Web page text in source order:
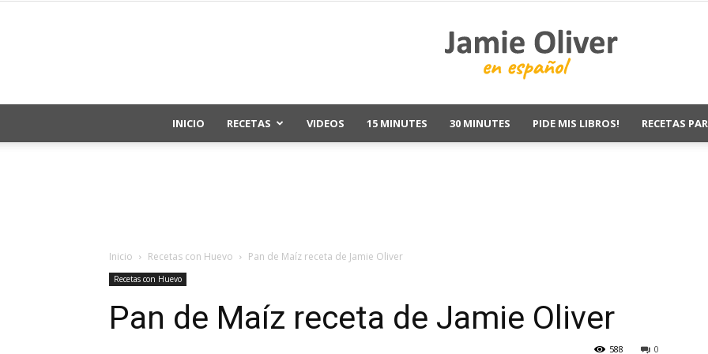
Jamie
INICIO RECETAS VIDEOS 15 MINUTES 30 MINUTES PIDE MIS LIBROS! RECETAS
Inicio Recetas con Huevo Pan de Maíz receta de Jamie Oliver
Recetas con Huevo
Pan de Maíz receta de Jamie Oliver
0
588